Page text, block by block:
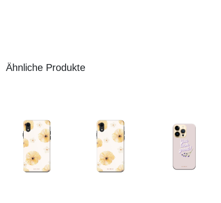
Ähnliche Produkte